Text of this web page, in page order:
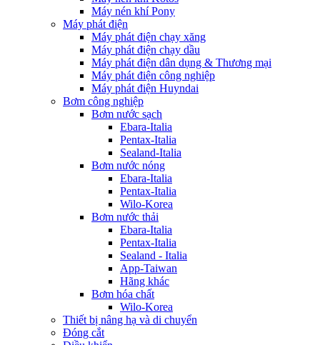
Máy nén khí Pony
Máy phát điện
Máy phát điện chạy xăng
Máy phát điện chạy dầu
Máy phát điện dân dụng & Thương mại
Máy phát điện công nghiệp
Máy phát điện Huyndai
Bơm công nghiệp
Bơm nước sạch
Ebara-Italia
Pentax-Italia
Sealand-Italia
Bơm nước nóng
Ebara-Italia
Pentax-Italia
Wilo-Korea
Bơm nước thải
Ebara-Italia
Pentax-Italia
Sealand - Italia
App-Taiwan
Hãng khác
Bơm hóa chất
Wilo-Korea
Thiết bị nâng hạ và di chuyển
Đóng cắt